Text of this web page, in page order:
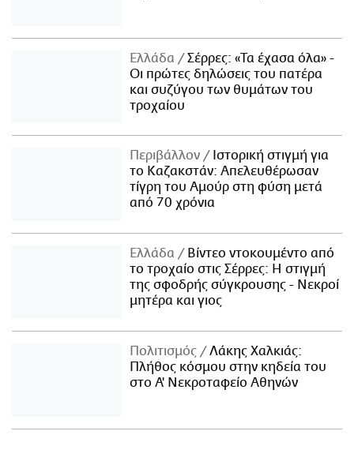
Ελλάδα
Σέρρες: «Τα έχασα όλα» -
Οι πρώτες δηλώσεις του πατέρα
και συζύγου των θυμάτων του
τροχαίου
Περιβάλλον
Ιστορική στιγμή για
το Καζακστάν: Απελευθέρωσαν
τίγρη του Αμούρ στη φύση μετά
από 70 χρόνια
Ελλάδα
Βίντεο ντοκουμέντο από
το τροχαίο στις Σέρρες: Η στιγμή
της σφοδρής σύγκρουσης - Νεκροί
μητέρα και γιος
Πολιτισμός
Λάκης Χαλκιάς:
Πλήθος κόσμου στην κηδεία του
στο Α' Νεκροταφείο Αθηνών